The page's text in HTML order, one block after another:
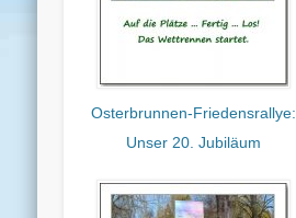
Osterbrunnen-Friedensrallye:
Unser 20. Jubiläum